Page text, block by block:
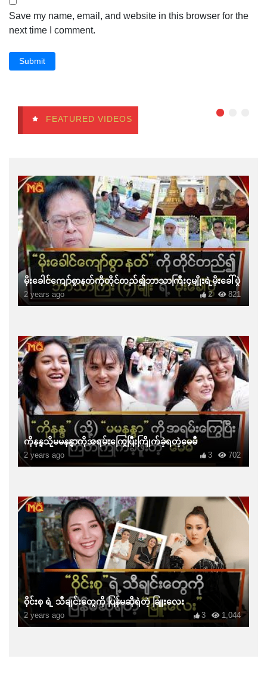
Save my name, email, and website in this browser for the
next time I comment.
Submit
FEATURED VIDEOS
မိုးခေါင်ကျော်စွာနတ်ကိုတိုင်တည်၍ဘာသာကြီး၄မျိုးရဲ့မိုးခေါ်ပွဲ
2 years ago 821
2
ကိုနန္ဒသို့မမနန္ဒာကိုအရမ်းကြွေပြီးကြိုက်ခဲ့ရတဲ့မေမီ
2 years ago 702
3
ဝိုင်းစု ရဲ့ သီချင်းတွေကို ပြန်မဆိုရဲတဲ့ ခြူးလေး
2 years ago 1,044
3